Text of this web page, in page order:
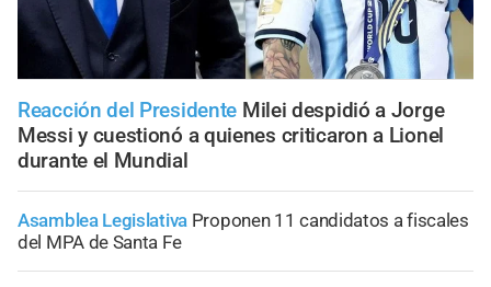
Reacción del Presidente Milei despidió a Jorge
Messi y cuestionó a quienes criticaron a Lionel
durante el Mundial
Asamblea Legislativa Proponen 11 candidatos a fiscales
del MPA de Santa Fe